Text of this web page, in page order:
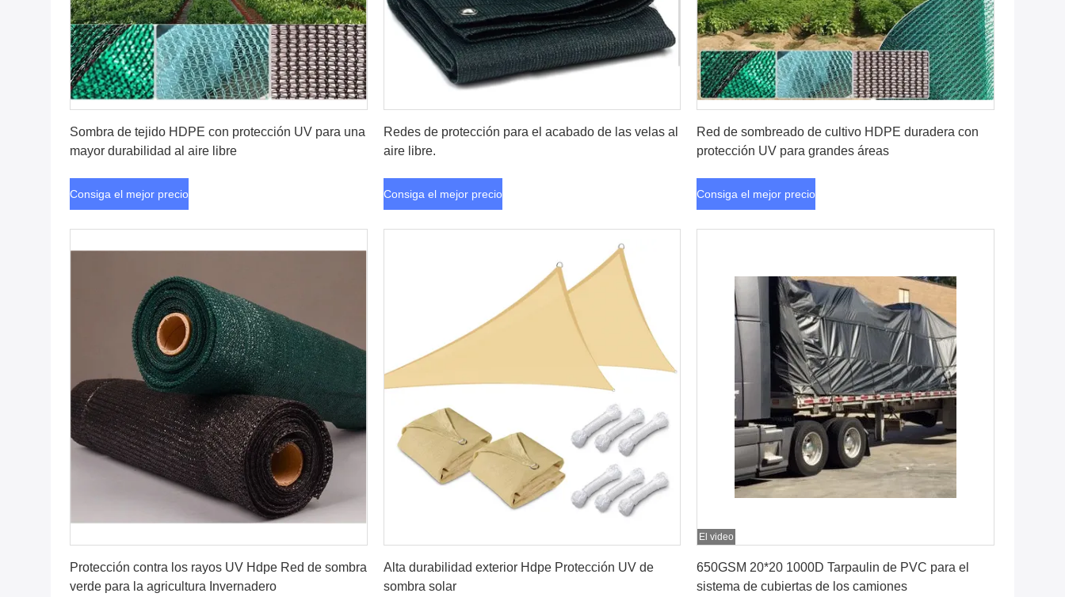
Sombra de tejido HDPE con protección UV para una
mayor durabilidad al aire libre
Consiga el mejor precio
Redes de protección para el acabado de las velas al
aire libre.
Consiga el mejor precio
Red de sombreado de cultivo HDPE duradera con
protección UV para grandes áreas
Consiga el mejor precio
Protección contra los rayos UV Hdpe Red de sombra
verde para la agricultura Invernadero
Alta durabilidad exterior Hdpe Protección UV de
sombra solar
El video
650GSM 20*20 1000D Tarpaulin de PVC para el
sistema de cubiertas de los camiones